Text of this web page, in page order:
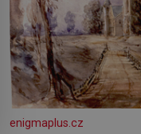
enigmaplus.cz